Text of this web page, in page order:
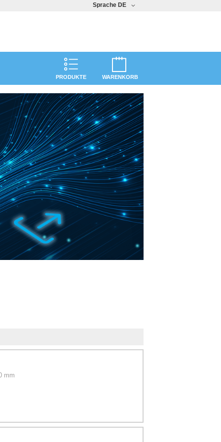
Sprache DE
WARENKORB
PRODUKTE
mm